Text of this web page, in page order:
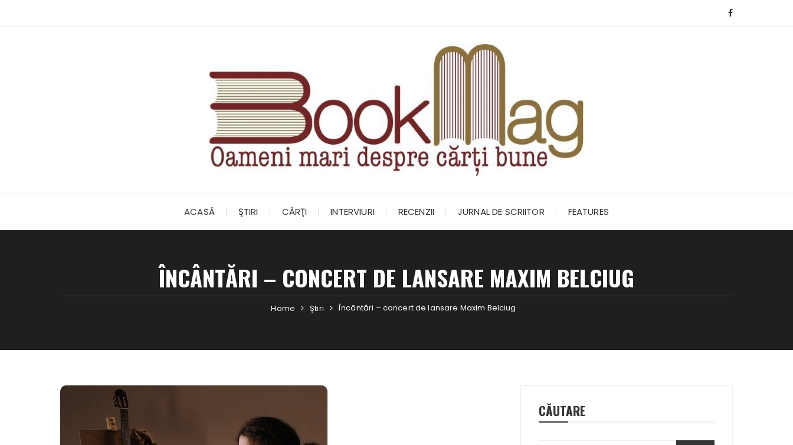
ACASĂ ŞTIRI CĂRŢI INTERVIURI RECENZII JURNAL DE SCRIITOR FEATURES
ÎNCÂNTĂRI – CONCERT DE LANSARE MAXIM BELCIUG
Home Ştiri Încântări – concert de lansare Maxim Belciug
CĂUTARE